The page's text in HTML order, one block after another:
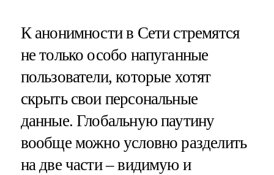
К анонимности в Сети стремятся
не только особо напуганные
пользователи, которые хотят
скрыть свои персональные
данные. Глобальную паутину
вообще можно условно разделить
на две части – видимую и